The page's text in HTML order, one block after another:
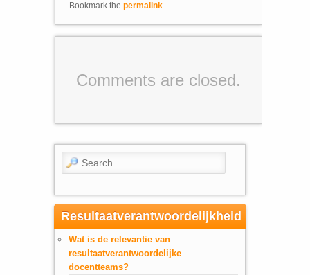
Bookmark the permalink.
Comments are closed.
Search
Resultaatverantwoordelijkheid
Wat is de relevantie van
resultaatverantwoordelijke
docentteams?